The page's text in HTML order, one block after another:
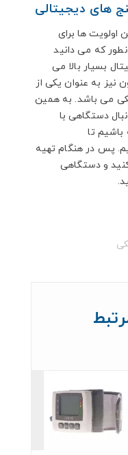
های دیجیتالی
اولویت ها برای
که می دانید
بسیار بالا می
نیز به عنوان یکی از
می باشد. به همین
دستگاهی با
تا
پس در هنگام تهیه
و دستگاهی